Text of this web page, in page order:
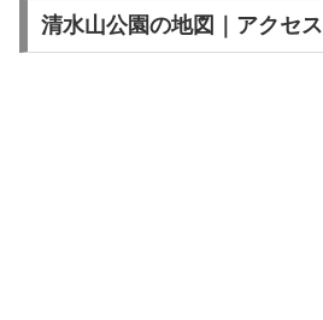
清水山公園の地図｜アクセス